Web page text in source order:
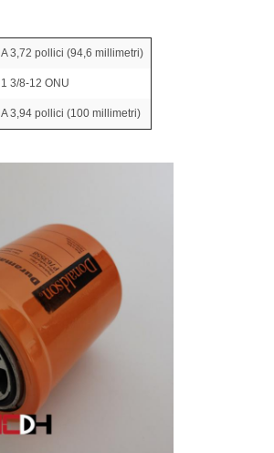
A 3,72 pollici (94,6 millimetri)
1 3/8-12 ONU
A 3,94 pollici (100 millimetri)